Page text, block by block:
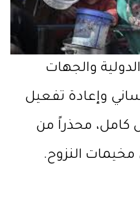
والجهات
وإعادة تفعيل
محذراً من
النزوح.